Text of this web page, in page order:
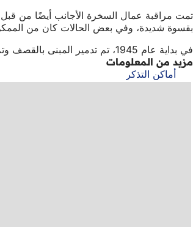
تمت مراقبة عمال السخرة الأجانب أيضًا من
بقسوة شديدة، وفي بعض الحالات كان من
في بداية عام 1945، تم تدمير المبنى بالقصف وتم نقل المكتب بعد ذلك إلى ماينزر شتراسه 14.
مزيد من المعلومات
أماكن التذكر